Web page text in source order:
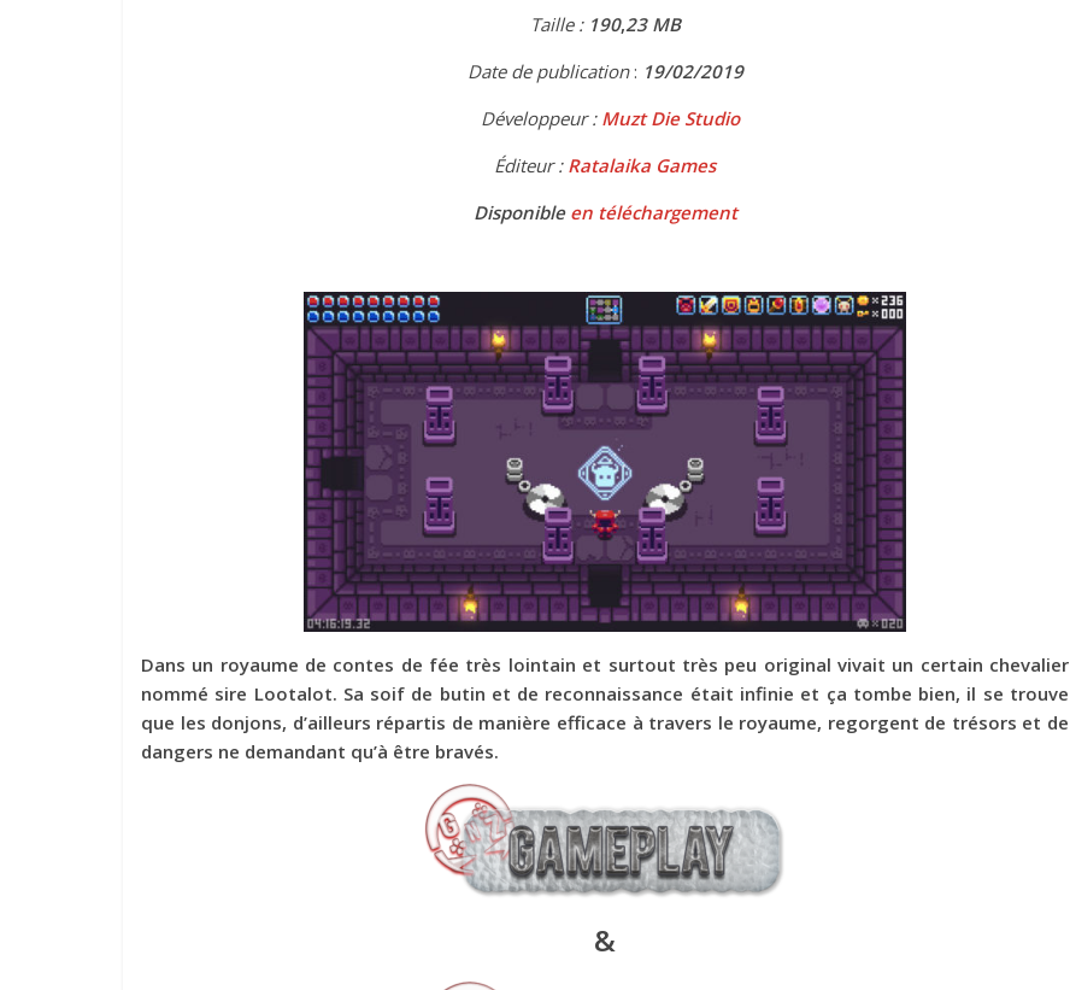
Taille : 190,23 MB
Date de publication: 19/02/2019
Développeur : Muzt Die Studio
Éditeur : Ratalaika Games
Disponible en téléchargement
Dans un royaume de contes de fée très lointain et surtout très peu original vivait un certain chevalier
nommé sire Lootalot. Sa soif de butin et de reconnaissance était infinie et ça tombe bien, il se trouve
que les donjons, d’ailleurs répartis de manière efficace à travers le royaume, regorgent de trésors et de
dangers ne demandant qu’à être bravés.
&